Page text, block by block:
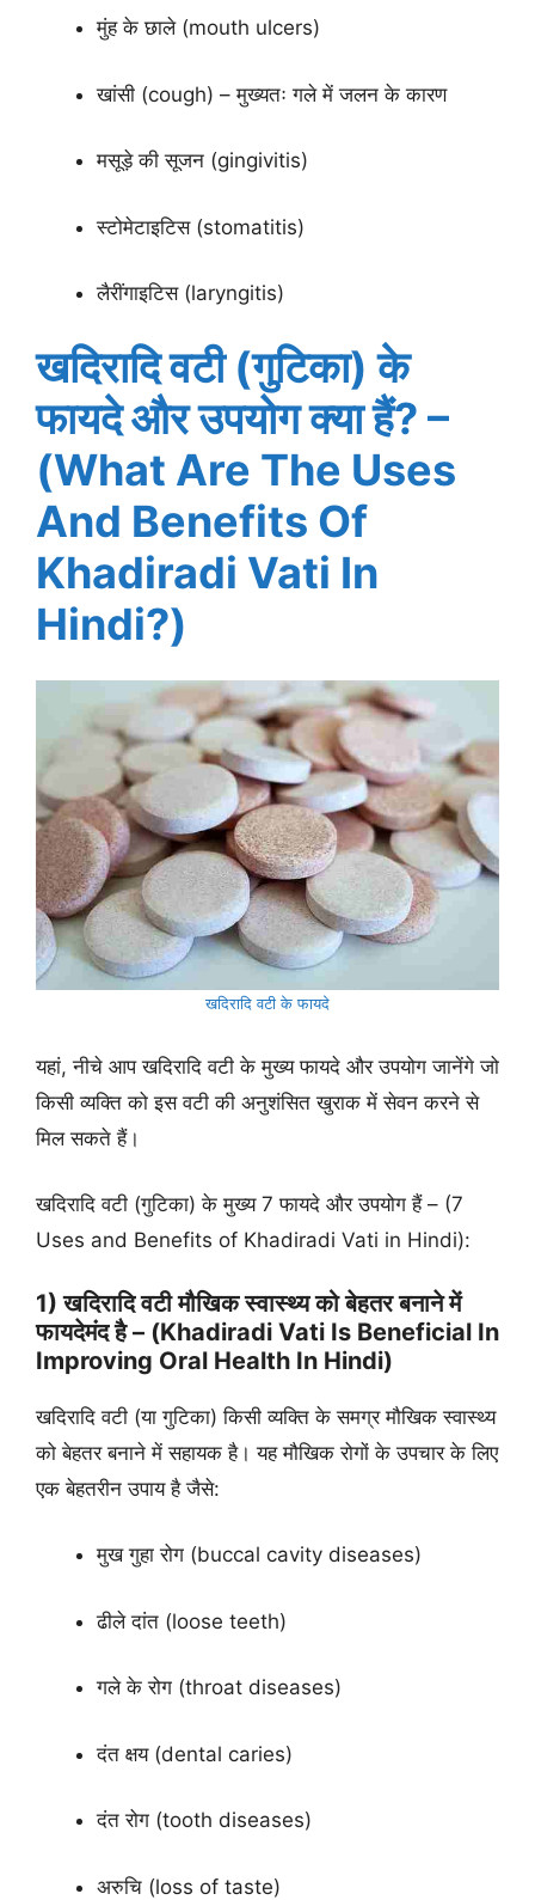
मुंह के छाले (mouth ulcers)
खांसी (cough) – मुख्यतः गले में जलन के कारण
मसूड़े की सूजन (gingivitis)
स्टोमेटाइटिस (stomatitis)
लैरींगाइटिस (laryngitis)
खदिरादि वटी (गुटिका) के
फायदे और उपयोग क्या हैं? –
(What Are The Uses
And Benefits Of
Khadiradi Vati In
Hindi?)
खदिरादि वटी के फायदे
यहां, नीचे आप खदिरादि वटी के मुख्य फायदे और उपयोग जानेंगे जो
किसी व्यक्ति को इस वटी की अनुशंसित खुराक में सेवन करने से
मिल सकते हैं।
खदिरादि वटी (गुटिका) के मुख्य 7 फायदे और उपयोग हैं – (7
Uses and Benefits of Khadiradi Vati in Hindi):
1) खदिरादि वटी मौखिक स्वास्थ्य को बेहतर बनाने में
फायदेमंद है – (Khadiradi Vati Is Beneficial In
Improving Oral Health In Hindi)
खदिरादि वटी (या गुटिका) किसी व्यक्ति के समग्र मौखिक स्वास्थ्य
को बेहतर बनाने में सहायक है। यह मौखिक रोगों के उपचार के लिए
एक बेहतरीन उपाय है जैसे:
मुख गुहा रोग (buccal cavity diseases)
ढीले दांत (loose teeth)
गले के रोग (throat diseases)
दंत क्षय (dental caries)
दंत रोग (tooth diseases)
अरुचि (loss of taste)